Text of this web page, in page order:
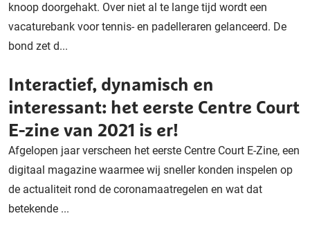
knoop doorgehakt. Over niet al te lange tijd wordt een
vacaturebank voor tennis- en padelleraren gelanceerd. De
bond zet d...
Interactief, dynamisch en
interessant: het eerste Centre Court
E-zine van 2021 is er!
Afgelopen jaar verscheen het eerste Centre Court E-Zine, een
digitaal magazine waarmee wij sneller konden inspelen op
de actualiteit rond de coronamaatregelen en wat dat
betekende ...